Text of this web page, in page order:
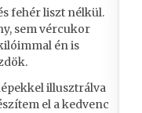
fehér liszt nélkül.
sem vércukor
én is
illusztrálva
el a kedvenc